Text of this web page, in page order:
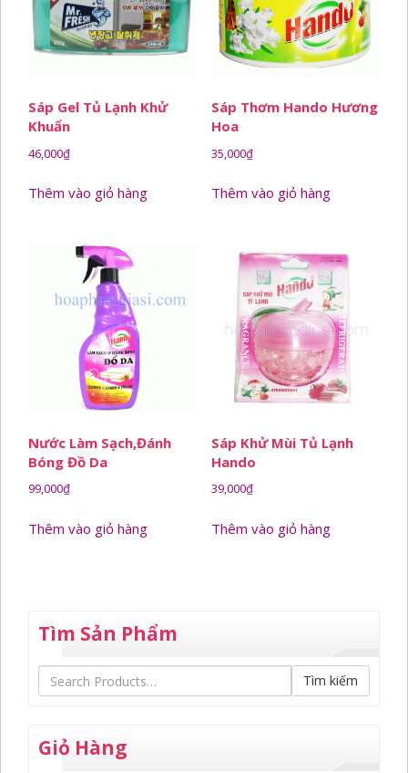
Sáp Gel Tủ Lạnh Khử
Khuẩn
46,000₫
Thêm vào giỏ hàng
Sáp Thơm Hando Hương
Hoa
35,000₫
Thêm vào giỏ hàng
Nước Làm Sạch,đánh
Bóng Đồ Da
99,000₫
Thêm vào giỏ hàng
Sáp Khử Mùi Tủ Lạnh
Hando
39,000₫
Thêm vào giỏ hàng
Tìm Sản Phẩm
Tìm kiếm
Giỏ Hàng